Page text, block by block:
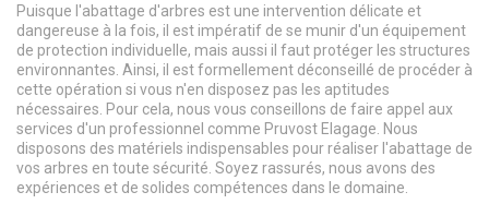
Puisque l'abattage d'arbres est une intervention délicate et
dangereuse à la fois, il est impératif de se munir d'un équipement
de protection individuelle, mais aussi il faut protéger les structures
environnantes. Ainsi, il est formellement déconseillé de procéder à
cette opération si vous n'en disposez pas les aptitudes
nécessaires. Pour cela, nous vous conseillons de faire appel aux
services d'un professionnel comme Pruvost Elagage. Nous
disposons des matériels indispensables pour réaliser l'abattage de
vos arbres en toute sécurité. Soyez rassurés, nous avons des
expériences et de solides compétences dans le domaine.